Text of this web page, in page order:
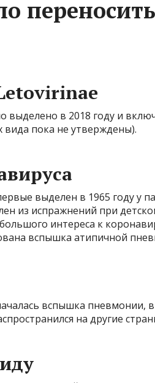
переносить
выделено в 2018 году и
вида пока не утверждены).
выделен в 1965 году у
из испражнений при
интереса к
вспышка атипичной
вспышка пневмонии,
на другие